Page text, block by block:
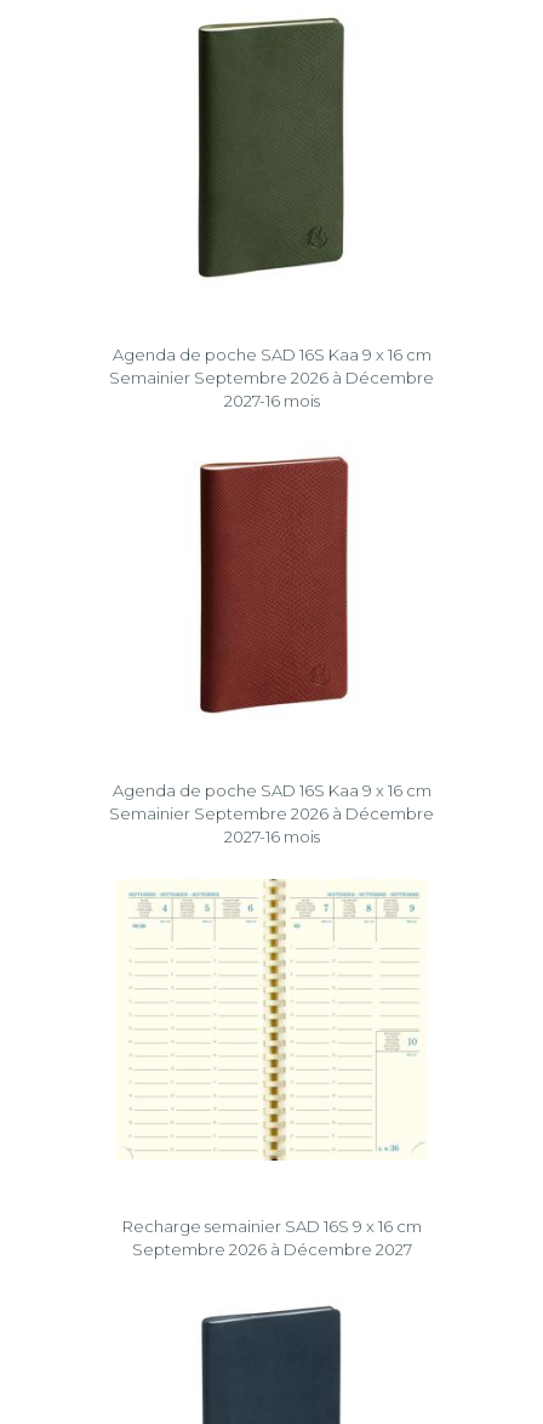
Agenda de poche SAD 16S Kaa 9 x 16 cm
Semainier Septembre 2026 à Décembre
2027-16 mois
Agenda de poche SAD 16S Kaa 9 x 16 cm
Semainier Septembre 2026 à Décembre
2027-16 mois
Recharge semainier SAD 16S 9 x 16 cm
Septembre 2026 à Décembre 2027